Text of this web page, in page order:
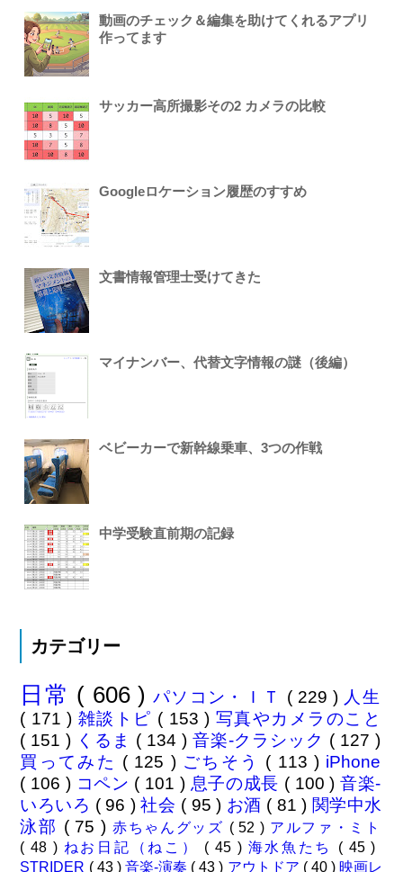
動画のチェック＆編集を助けてくれるアプリ
作ってます
サッカー高所撮影その2 カメラの比較
Googleロケーション履歴のすすめ
文書情報管理士受けてきた
マイナンバー、代替文字情報の謎（後編）
ベビーカーで新幹線乗車、3つの作戦
中学受験直前期の記録
カテゴリー
日常 ( 606 )パソコン・ＩＴ ( 229 ) 人生
( 171 ) 雑談トピ ( 153 ) 写真やカメラのこと
( 151 ) くるま ( 134 ) 音楽-クラシック ( 127 )
買ってみた ( 125 ) ごちそう ( 113 ) iPhone
( 106 ) コペン ( 101 ) 息子の成長 ( 100 )音楽-
いろいろ ( 96 )社会 ( 95 ) お酒 ( 81 ) 関学中水
泳部 ( 75 ) 赤ちゃんグッズ ( 52 ) アルファ・ミト
( 48 ) ねお日記（ねこ） ( 45 ) 海水魚たち ( 45 )
STRIDER ( 43 ) 音楽-演奏 ( 43 ) アウトドア ( 40 ) 映画レ